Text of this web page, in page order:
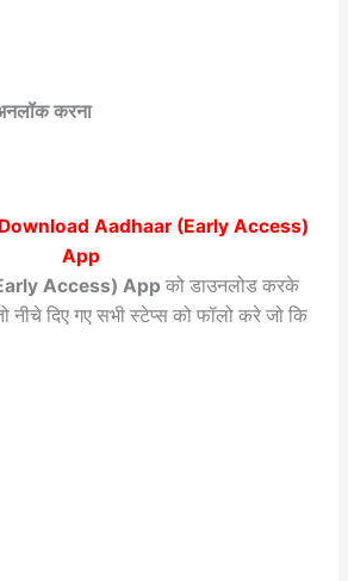
करना
Aadhaar (Early Access)
App
Access) App को डाउनलोड करके
नीचे दिए गए सभी स्टेप्स को फॉलो करे जो कि